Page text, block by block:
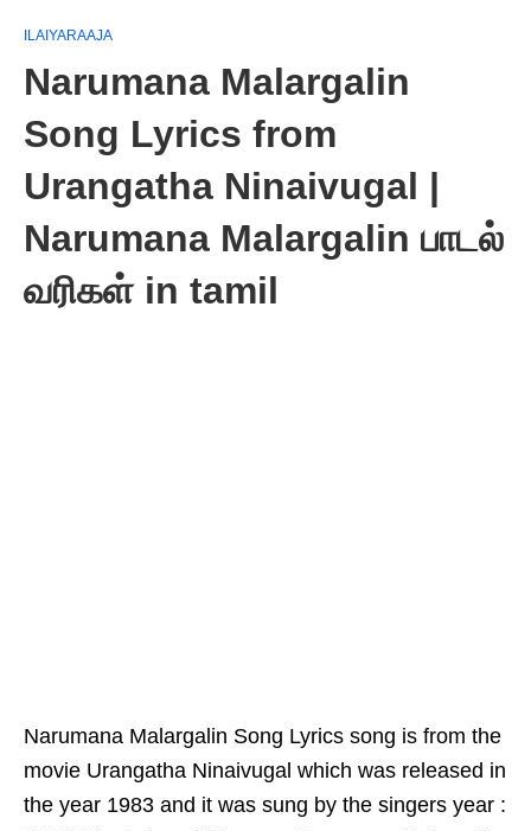
ILAIYARAAJA
Narumana Malargalin
Song Lyrics from
Urangatha Ninaivugal |
Narumana Malargalin பாடல்
வரிகள் in tamil
Narumana Malargalin Song Lyrics song is from the
movie Urangatha Ninaivugal which was released in
the year 1983 and it was sung by the singers year :